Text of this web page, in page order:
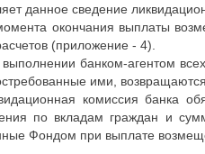
данное сведение
окончания выплаты
(приложение - 4).
банком-агентом
ими,
комиссия банка
по вкладам граждан и
Фондом при выплате